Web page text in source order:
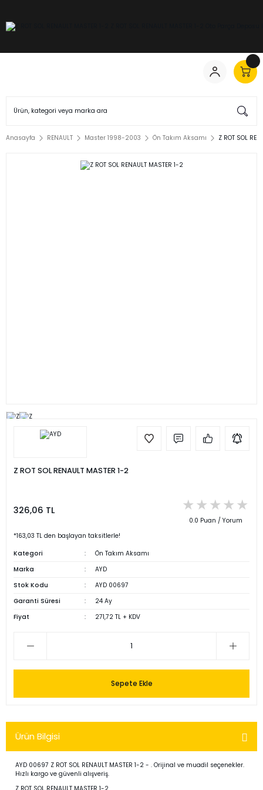
Anasayfa RENAULT Master 1998-2003 Ön Takım Aksamı Z ROT SOL
Z ROT SOL RENAULT MASTER 1-2
326,06 TL
0.0 Puan / Yorum
*163,03 TL den başlayan taksitlerle!
Kategori
Ön Takım Aksamı
Marka
AYD
Stok Kodu
AYD 00697
Garanti Süresi
24 Ay
Fiyat
271,72 TL + KDV
Sepete Ekle
Ürün Bilgisi
AYD 00697 Z ROT SOL RENAULT MASTER 1-2 - . Orijinal ve muadil seçenekler.
Hızlı kargo ve güvenli alışveriş.